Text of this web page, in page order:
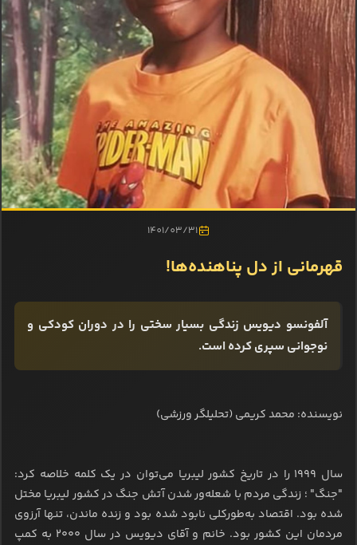
1401/03/31
قهرمانی از دل پناهنده‌ها!
آلفونسو دیویس زندگی بسیار سختی را در دوران کودکی و
نوجوانی سپری کرده است.
نویسنده: محمد کریمی (تحلیلگر ورزشی)
سال ۱۹۹۹ را در تاریخ کشور لیبریا می‌توان در یک کلمه خلاصه کرد:
"جنگ" ؛ زندگی مردم با شعله‌ور شدن آتش جنگ در کشور لیبریا مختل
شده بود. اقتصاد به‌طورکلی نابود شده بود و زنده ماندن، تنها آرزوی
مردمان این کشور بود. خانم و آقای دیویس در سال ۲۰۰۰ به کمپ